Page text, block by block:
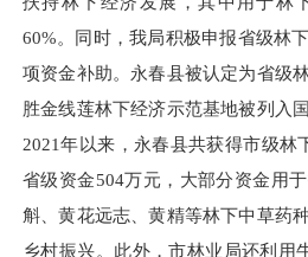
60%。同时，我局积极申报省级林
项资金补助。永春县被认定为省级
胜金线莲林下经济示范基地被列入
2021年以来，永春县共获得市级林
省级资金504万元，大部分资金用
斛、黄花远志、黄精等林下中草药
乡村振兴。此外，市林业局还利用